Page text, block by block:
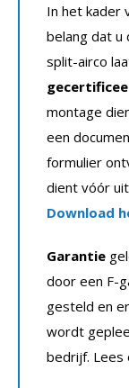
In het kader
belang dat u
split-airco
montage
een
formulier
dient vóór
Download
Garantie
door een F-
gesteld en
wordt
bedrijf. Lees